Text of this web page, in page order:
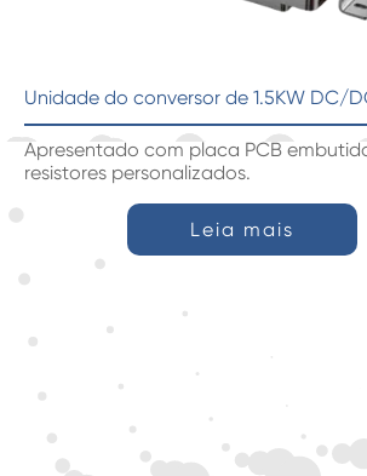
Unidade do conversor de 1.5KW DC/
Apresentado com placa PCB
resistores personalizados.
Leia mais